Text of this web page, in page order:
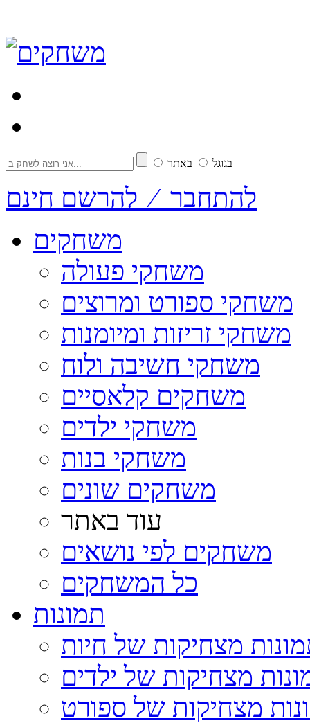
בגוגל באתר
להתחבר ⁄ להרשם חינם
משחקים
משחקי פעולה
משחקי ספורט ומרוצים
משחקי זריזות ומיומנות
משחקי חשיבה ולוח
משחקים קלאסיים
משחקי ילדים
משחקי בנות
משחקים שונים
עוד באתר
משחקים לפי נושאים
כל המשחקים
תמונות
מצחיקות של חיות
מצחיקות של ילדים
מצחיקות של ספורט